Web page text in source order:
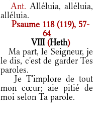
Ant.Alléluia, alléluia,
alléluia.
Psaume 118 (119), 57-
64
VIII (Heth)
Ma part, le Seigneur, je
le dis, c'est de garder Tes
paroles.
Je T'implore de tout
mon cœur; aie pitié de
moi selon Ta parole.